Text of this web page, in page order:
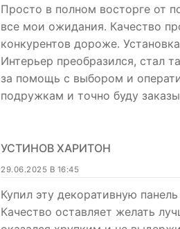
Просто в полном восторге от
все мои ожидания. Качество
конкурентов дороже. Установка
Интерьер преобразился, стал
за помощь с выбором и
подружкам и точно буду
УСТИНОВ ХАРИТОН
29.06.2025 В 16:45
Купил эту декоративную
Качество оставляет желать